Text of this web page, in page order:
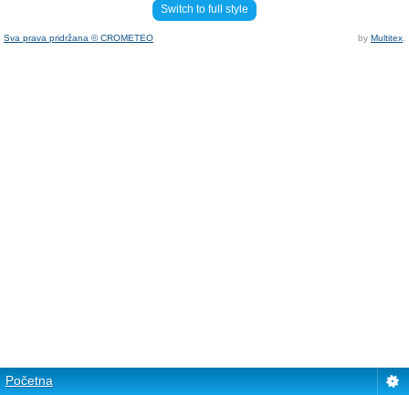
Switch to full style
Sva prava pridržana © CROMETEO by Multitex
Početna